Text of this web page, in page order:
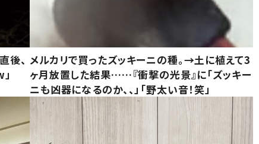
後、 メルカリで買ったズッキーニの種。→土に植えて3
ヶ月放置した結果……『衝撃の光景』に「ズッキー
ニも凶器になるのか、、」「野太い音！笑」